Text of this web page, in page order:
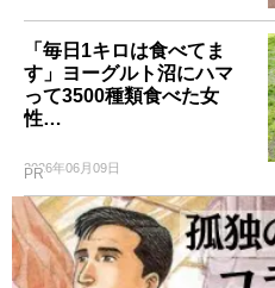
「毎日1キロは食べてま
す」ヨーグルト沼にハマ
って3500種類食べた女
性…
2026年06月09日
PR